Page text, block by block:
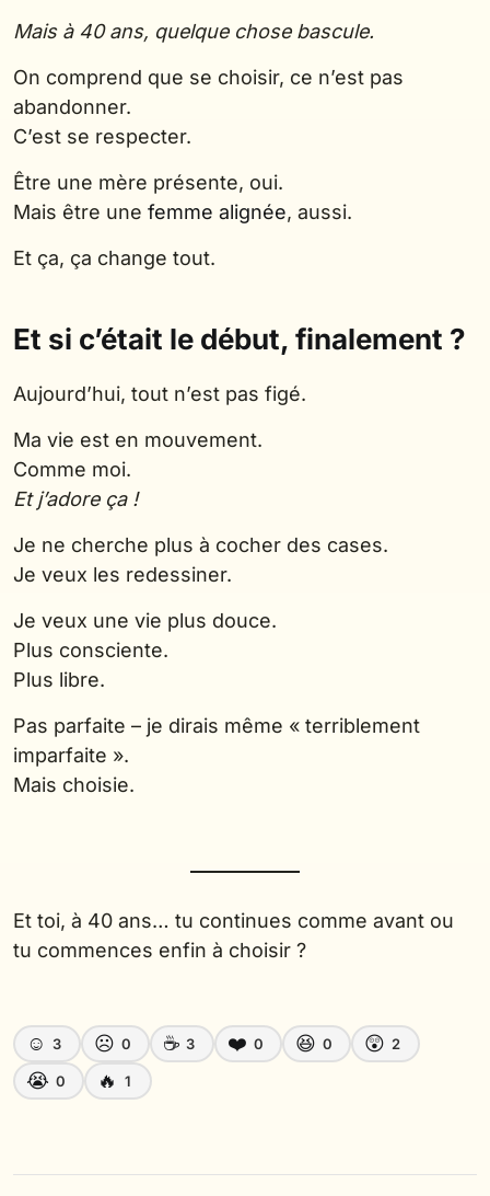
Mais à 40 ans, quelque chose bascule.
On comprend que se choisir, ce n’est pas
abandonner.
C’est se respecter.
Être une mère présente, oui.
Mais être une femme alignée, aussi.
Et ça, ça change tout.
Et si c’était le début, finalement ?
Aujourd’hui, tout n’est pas figé.
Ma vie est en mouvement.
Comme moi.
Et j’adore ça !
Je ne cherche plus à cocher des cases.
Je veux les redessiner.
Je veux une vie plus douce.
Plus consciente.
Plus libre.
Pas parfaite – je dirais même « terriblement
imparfaite ».
Mais choisie.
Et toi, à 40 ans… tu continues comme avant ou
tu commences enfin à choisir ?
☺️ 3 ☹️ 0 ☕ 3 ❤️ 0 😆 0 😲 2
😭 0 🔥 1